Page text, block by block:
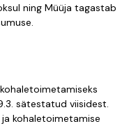
ning Müüja tagastab
sätestatud viisidest.
kohaletoimetamise